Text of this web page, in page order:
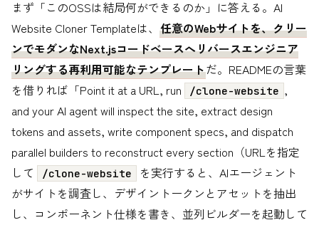
まず「このOSSは結局何ができるのか」に答える。AI
Website Cloner Templateは、 任意のWebサイトを、クリー
ンでモダンなNext.jsコードベースへリバースエンジニア
リングする再利用可能なテンプレートだ。READMEの言葉
を借りれば「Point it at a URL, run
/clone-website ,
and your AI agent will inspect the site, extract design
tokens and assets, write component specs, and dispatch
parallel builders to reconstruct every section（URLを指定
して
/clone-website
を実行すると、AIエージェント
がサイトを調査し、デザイントークンとアセットを抽出
し、コンポーネント仕様を書き、並列ビルダーを起動して